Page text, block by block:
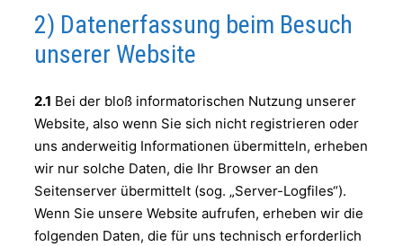
2) Datenerfassung beim Besuch
unserer Website
2.1 Bei der bloß informatorischen Nutzung unserer
Website, also wenn Sie sich nicht registrieren oder
uns anderweitig Informationen übermitteln, erheben
wir nur solche Daten, die Ihr Browser an den
Seitenserver übermittelt (sog. „Server-Logfiles“).
Wenn Sie unsere Website aufrufen, erheben wir die
folgenden Daten, die für uns technisch erforderlich